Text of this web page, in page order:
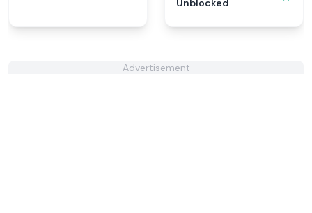
Unblocked
Advertisement